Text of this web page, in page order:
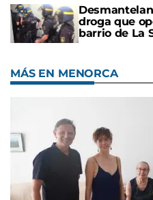
droga que
barrio de La
MÁS EN MENORCA